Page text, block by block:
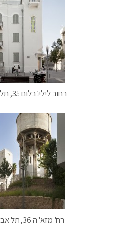
רחוב לילינבלום 35, תל אביב-יפו – בית בכר
רח' מזא"ה 36, תל אביב-יפו – מגדל המים